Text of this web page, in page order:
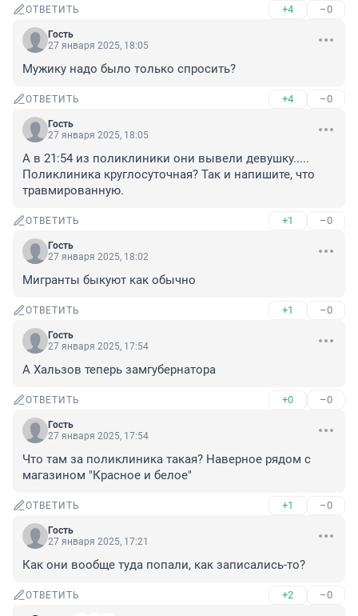
ОТВЕТИТЬ +4 –0
Гость
27 января 2025, 18:05
Мужику надо было только спросить?
ОТВЕТИТЬ +4 –0
Гость
27 января 2025, 18:05
А в 21:54 из поликлиники они вывели девушку.....
Поликлиника круглосуточная? Так и напишите, что
травмированную.
ОТВЕТИТЬ +1 –0
Гость
27 января 2025, 18:02
Мигранты быкуют как обычно
ОТВЕТИТЬ +1 –0
Гость
27 января 2025, 17:54
А Хальзов теперь замгубернатора
ОТВЕТИТЬ +0 –0
Гость
27 января 2025, 17:54
Что там за поликлиника такая? Наверное рядом с
магазином "Красное и белое"
ОТВЕТИТЬ +1 –0
Гость
27 января 2025, 17:21
Как они вообще туда попали, как записались-то?
ОТВЕТИТЬ +2 –0